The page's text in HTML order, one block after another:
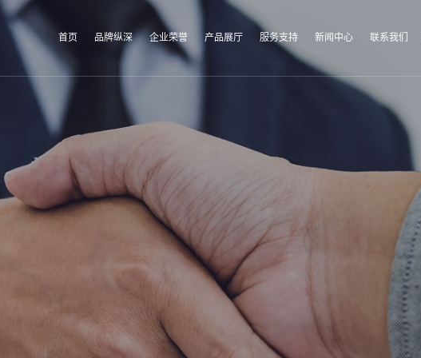
首页 品牌纵深 企业荣誉 产品展厅 服务支持 新闻中心 联系我们